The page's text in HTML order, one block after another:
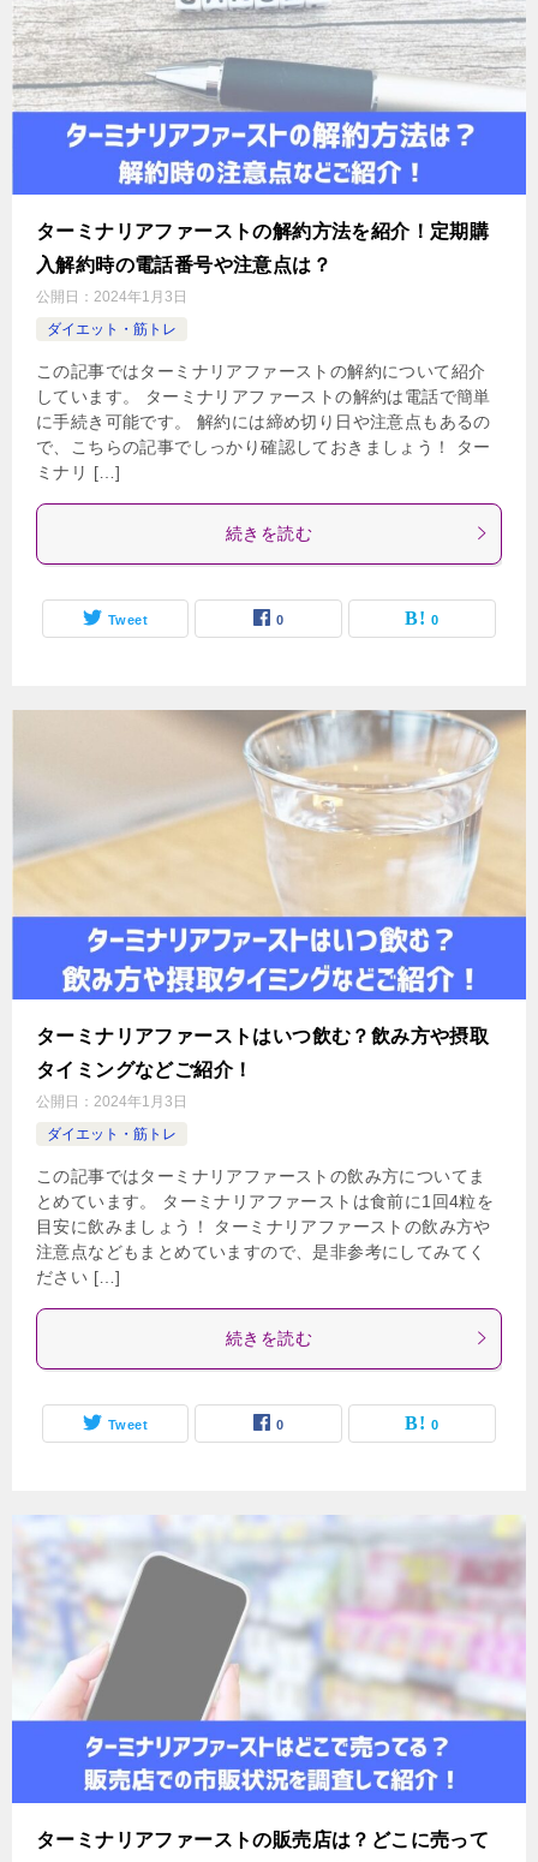
ターミナリアファーストの解約方法を紹介！定期購
入解約時の電話番号や注意点は？
公開日： 2024年1月3日
ダイエット・筋トレ
この記事ではターミナリアファーストの解約について紹介
しています。 ターミナリアファーストの解約は電話で簡単
に手続き可能です。 解約には締め切り日や注意点もあるの
で、こちらの記事でしっかり確認しておきましょう！ ター
ミナリ […]
続きを読む
Tweet 0 0
ターミナリアファーストはいつ飲む？飲み方や摂取
タイミングなどご紹介！
公開日： 2024年1月3日
ダイエット・筋トレ
この記事ではターミナリアファーストの飲み方についてま
とめています。 ターミナリアファーストは食前に1回4粒を
目安に飲みましょう！ ターミナリアファーストの飲み方や
注意点などもまとめていますので、是非参考にしてみてく
ださい […]
続きを読む
Tweet 0 0
ターミナリアファーストの販売店は？どこに売って